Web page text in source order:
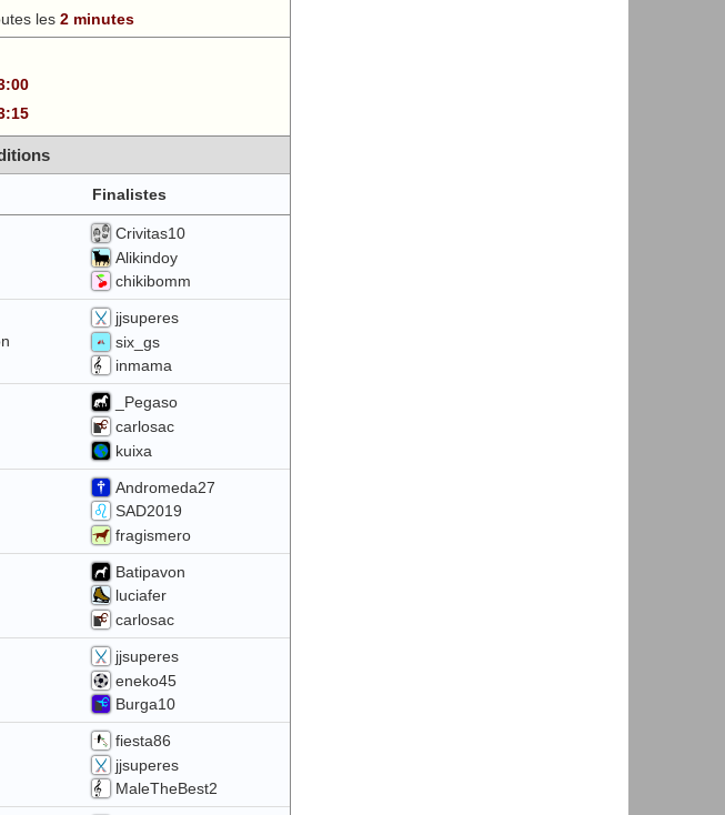
les 2 minutes
Finalistes
Crivitas10
Alikindoy
chikibomm
jjsuperes
six_gs
inmama
_Pegaso
carlosac
kuixa
Andromeda27
SAD2019
fragismero
Batipavon
luciafer
carlosac
jjsuperes
eneko45
Burga10
fiesta86
jjsuperes
MaleTheBest2